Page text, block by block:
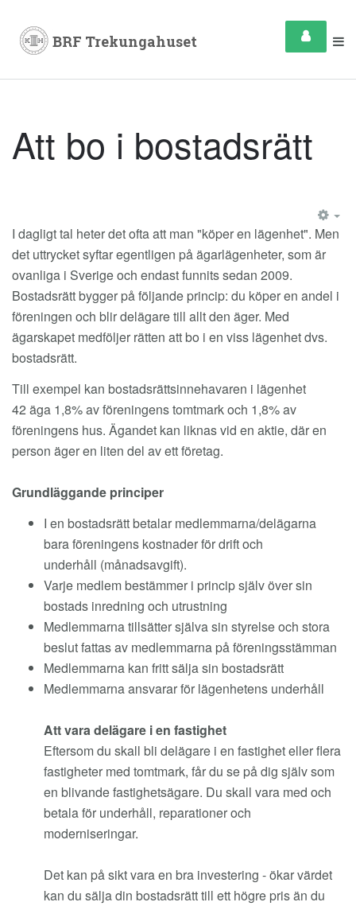
Att bo i bostadsrätt
I dagligt tal heter det ofta att man "köper en lägenhet". Men
det uttrycket syftar egentligen på ägarlägenheter, som är
ovanliga i Sverige och endast funnits sedan 2009.
Bostadsrätt bygger på följande princip: du köper en andel i
föreningen och blir delägare till allt den äger. Med
ägarskapet medföljer rätten att bo i en viss lägenhet dvs.
bostadsrätt.
Till exempel kan bostadsrättsinnehavaren i lägenhet
42 äga 1,8% av föreningens tomtmark och 1,8% av
föreningens hus. Ägandet kan liknas vid en aktie, där en
person äger en liten del av ett företag.
Grundläggande principer
I en bostadsrätt betalar medlemmarna/delägarna
bara föreningens kostnader för drift och
underhåll (månadsavgift).
Varje medlem bestämmer i princip själv över sin
bostads inredning och utrustning
Medlemmarna tillsätter själva sin styrelse och stora
beslut fattas av medlemmarna på föreningsstämman
Medlemmarna kan fritt sälja sin bostadsrätt
Medlemmarna ansvarar för lägenhetens underhåll
Att vara delägare i en fastighet
Eftersom du skall bli delägare i en fastighet eller flera
fastigheter med tomtmark, får du se på dig själv som
en blivande fastighetsägare. Du skall vara med och
betala för underhåll, reparationer och
moderniseringar.
Det kan på sikt vara en bra investering - ökar värdet
kan du sälja din bostadsrätt till ett högre pris än du